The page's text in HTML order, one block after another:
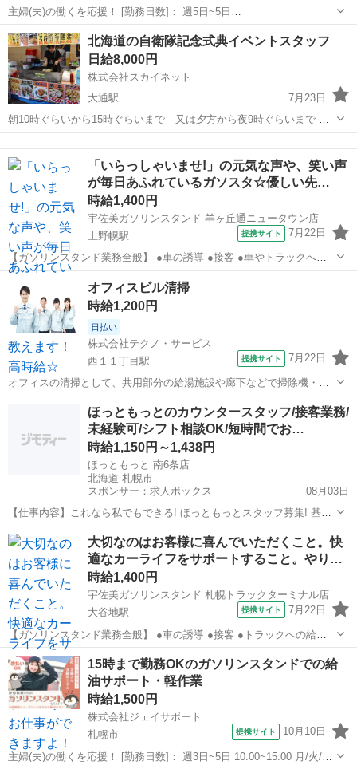
主婦(夫)の働くを応援！ [勤務日数]： 週5日~5日
09:30~18:30/10:00~19:00/11:00~20:00 月/火/水/木/金/土/日 などから選
べます [勤務地・最寄駅]： 北海道札幌市東区東苗穂２...
北海道 札幌市 店長
北海道の自衛隊記念式典イベントスタッフ
日給8,000円
株式会社スカイネット
大通駅
7月23日
朝10時ぐらいから15時ぐらいまで 又は夕方から夜9時ぐらいまで 地
方は泊りがけ前の日に移動日 多少前後します 焼きそば はしまき 焼
き鳥 唐揚げ ポテト えびせん チョコバナナ トロピカルジュー
ス かき氷 ビールなど...「いらっしゃいませ!」の元気な声や、笑い声
が毎日あふれているガソスタ☆優しい先…
時給1,400円
宇佐美ガソリンスタンド 羊ヶ丘通ニュータウン店
上野幌駅
提携サイト 7月22日
【ガソリンスタンド業務全般】 ●車の誘導 ●接客 ●車やトラックへの
給油 ●清掃 ●商品のご案内&販売 ●洗車 など まずは、先輩について一
通りの流れを覚えます。 研修制度が充実しているから安心！ スタッフ
同士の仲がい...
上野幌駅 ガソリンスタンド
オフィスビル清掃
時給1,200円
日払い
株式会社テクノ・サービス
西１１丁目駅
提携サイト 7月22日
オフィスの清掃として、共用部分の給湯施設や廊下などで掃除機・ゴ
ミ集め・モップがけ作業をお願いします。(派遣) 日勤固定のお仕事な
ので、生活リズムを整えやすい環境★土曜日は13時までの勤務です。
幅広い年齢層の方が活躍していま...
札幌市 西１１丁目駅 その他
ほっともっとのカウンタースタッフ/接客業務/
未経験可/シフト相談OK/短時間でお…
時給1,150円～1,438円
ほっともっと 南6条店
北海道 札幌市
スポンサー：求人ボックス
08月03日
【仕事内容】これなら私でもできる! ほっともっとスタッフ募集! 基本
業務は… カウンターで注文を受ける 調理スタッフに伝える お客様に
お渡しする 覚えやすさには自信あり 初めての方でも安心して働けま
す! 働きたい時間を選べる 適度...
アルバイト・パート
大切なのはお客様に喜んでいただくこと。快
適なカーライフをサポートすること。やり…
時給1,400円
宇佐美ガソリンスタンド 札幌トラックターミナル店
大谷地駅
提携サイト 7月22日
【ガソリンスタンド業務全般】 ●車の誘導 ●接客 ●トラックへの給油 ●
セルフ給油サポート ●清掃 ●商品のご案内&販売 ●洗車 など まずは、
先輩について一通りの流れを覚えます。 研修制度が充実しているから
安心！ 「...
北海道 札幌市 大谷地駅 ガソリンスタンド
15時まで勤務OKのガソリンスタンドでの給
油サポート・軽作業
時給1,500円
株式会社ジェイサポート
札幌市
提携サイト 10月10日
主婦(夫)の働くを応援！ [勤務日数]： 週3日~5日 10:00~15:00 月/火/水/